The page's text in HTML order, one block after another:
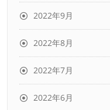
2022年9月
2022年8月
2022年7月
2022年6月